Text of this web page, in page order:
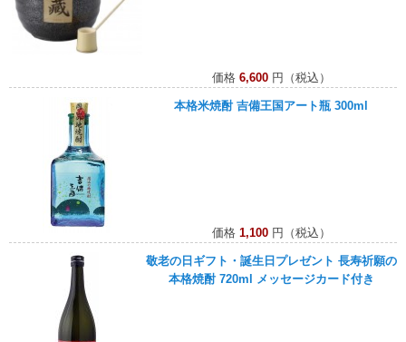
価格 6,600円（税込）
本格米焼酎 吉備王国アート瓶 300ml
価格 1,100円（税込）
敬老の日ギフト・誕生日プレゼント 長寿祈願の
本格焼酎 720ml メッセージカード付き